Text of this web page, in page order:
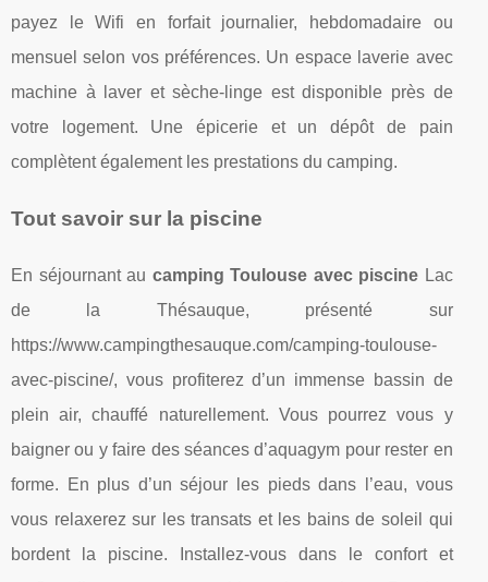
payez le Wifi en forfait journalier, hebdomadaire ou
mensuel selon vos préférences. Un espace laverie avec
machine à laver et sèche-linge est disponible près de
votre logement. Une épicerie et un dépôt de pain
complètent également les prestations du camping.
Tout savoir sur la piscine
En séjournant au camping Toulouse avec piscine Lac
de la Thésauque, présenté sur
https://www.campingthesauque.com/camping-toulouse-
avec-piscine/, vous profiterez d’un immense bassin de
plein air, chauffé naturellement. Vous pourrez vous y
baigner ou y faire des séances d’aquagym pour rester en
forme. En plus d’un séjour les pieds dans l’eau, vous
vous relaxerez sur les transats et les bains de soleil qui
bordent la piscine. Installez-vous dans le confort et